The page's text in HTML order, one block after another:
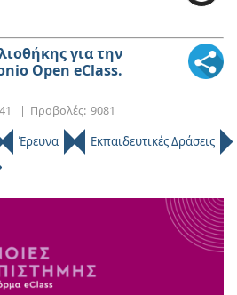
για την
Open eClass.
| Προβολές: 9081
Έρευνα
Εκπαιδευτικές Δράσεις